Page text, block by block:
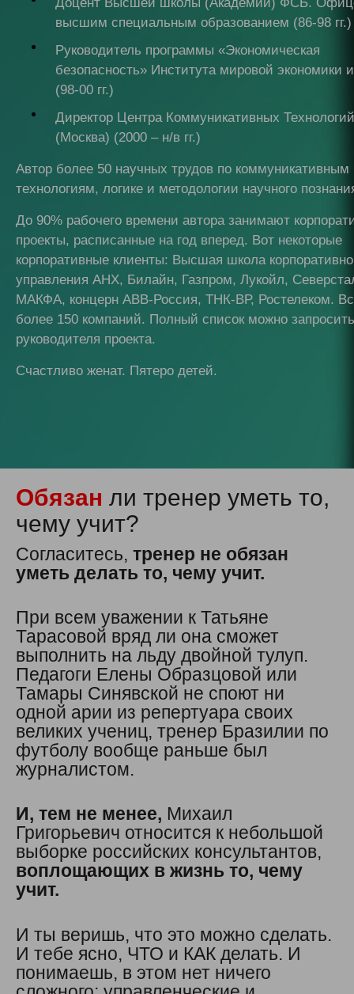
высшим специальным образованием (86-98 гг.)
Руководитель программы «Экономическая
безопасность» Института мировой экономики
(98-00 гг.)
Директор Центра Коммуникативных Технологий
(Москва) (2000 – н/в гг.)
Автор более 50 научных трудов по коммуникативным
технологиям, логике и методологии научного
До 90% рабочего времени автора занимают
проекты, расписанные на год вперед. Вот некоторые
корпоративные клиенты: Высшая школа
управления АНХ, Билайн, Газпром, Лукойл,
МАКФА, концерн АВВ-Россия, ТНК-ВР, Ростелеком.
более 150 компаний. Полный список можно
руководителя проекта.
Счастливо женат. Пятеро детей.
Обязан ли тренер уметь то,
чему учит?
Согласитесь, тренер не обязан
уметь делать то, чему учит.
При всем уважении к Татьяне
Тарасовой вряд ли она сможет
выполнить на льду двойной тулуп.
Педагоги Елены Образцовой или
Тамары Синявской не споют ни
одной арии из репертуара своих
великих учениц, тренер Бразилии по
футболу вообще раньше был
журналистом.
И, тем не менее, Михаил
Григорьевич относится к небольшой
выборке российских консультантов,
воплощающих в жизнь то, чему
учит.
И ты веришь, что это можно сделать.
И тебе ясно, ЧТО и КАК делать. И
понимаешь, в этом нет ничего